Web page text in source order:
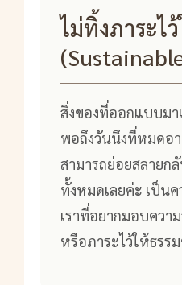
ไม่ทิ้งภาระไ
สิ่งของที่ออกแบบมา
พอถึงวันนึงที่หมดอา
สามารถย่อยสลาย
ทั้งหมดเลยค่ะ เป็นค
เราที่อยากมอบควา
หรือภาระไว้ให้ธรร